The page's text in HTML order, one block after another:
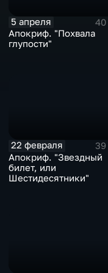
5 апреля
Апокриф. "Похвала
глупости"
22 февраля
Апокриф. "Звездный
билет, или
Шестидесятники"